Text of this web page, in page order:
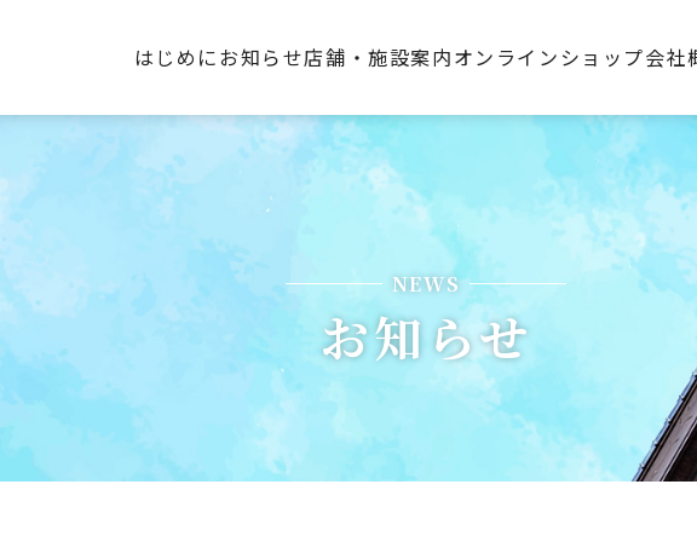
はじめにお知らせ店舗・施設案内オンラインショップ会社
NEWS
お知らせ